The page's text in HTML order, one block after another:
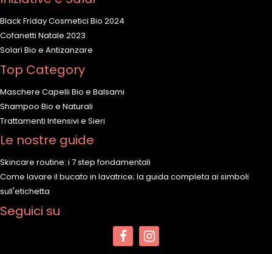
Black Friday Cosmetici Bio 2024
Cofanetti Natale 2023
Solari Bio e Antizanzare
Top Category
Maschere Capelli Bio e Balsami
Shampoo Bio e Naturali
Trattamenti Intensivi e Sieri
Le nostre guide
Skincare routine: i 7 step fondamentali
Come lavare il bucato in lavatrice; la guida completa ai simboli
sull'etichetta
Seguici su